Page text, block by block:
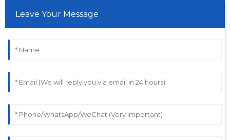
Leave Your Message